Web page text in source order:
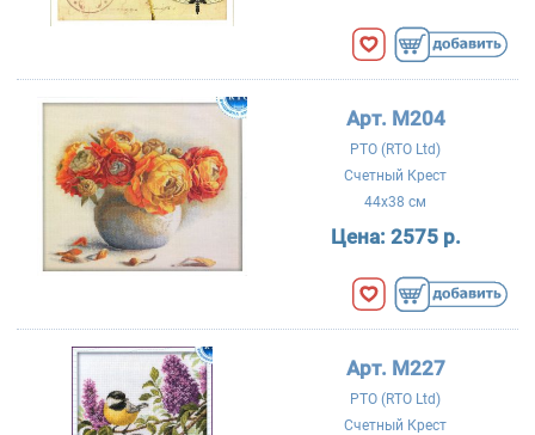
Арт. M204
РТО (RTO Ltd)
Счетный Крест
44x38 см
Цена: 2575 р.
Арт. M227
РТО (RTO Ltd)
Счетный Крест